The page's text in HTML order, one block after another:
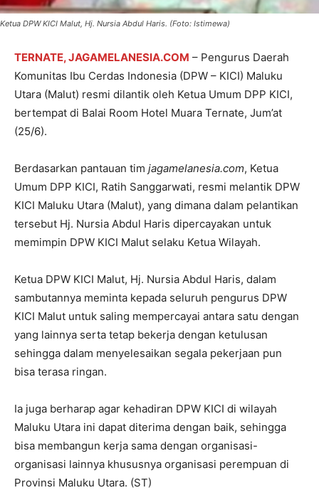
Ketua DPW KICI Malut, Hj. Nursia Abdul Haris. (Foto: Istimewa)
TERNATE, JAGAMELANESIA.COM – Pengurus Daerah
Komunitas Ibu Cerdas Indonesia (DPW – KICI) Maluku
Utara (Malut) resmi dilantik oleh Ketua Umum DPP KICI,
bertempat di Balai Room Hotel Muara Ternate, Jum’at
(25/6).
Berdasarkan pantauan tim jagamelanesia.com, Ketua
Umum DPP KICI, Ratih Sanggarwati, resmi melantik DPW
KICI Maluku Utara (Malut), yang dimana dalam pelantikan
tersebut Hj. Nursia Abdul Haris dipercayakan untuk
memimpin DPW KICI Malut selaku Ketua Wilayah.
Ketua DPW KICI Malut, Hj. Nursia Abdul Haris, dalam
sambutannya meminta kepada seluruh pengurus DPW
KICI Malut untuk saling mempercayai antara satu dengan
yang lainnya serta tetap bekerja dengan ketulusan
sehingga dalam menyelesaikan segala pekerjaan pun
bisa terasa ringan.
Ia juga berharap agar kehadiran DPW KICI di wilayah
Maluku Utara ini dapat diterima dengan baik, sehingga
bisa membangun kerja sama dengan organisasi-
organisasi lainnya khususnya organisasi perempuan di
Provinsi Maluku Utara. (ST)